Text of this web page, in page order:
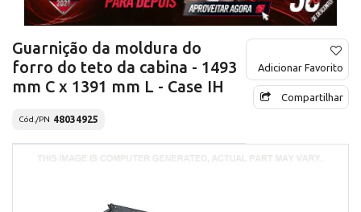
Guarnição da moldura do
forro do teto da cabina - 1493
mm C x 1391 mm L - Case IH
Cód./PN 48034925
Adicionar Favorito
Compartilhar